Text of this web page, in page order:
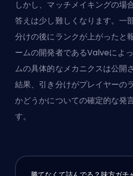
しかし、マッチメイキングの場
答えは少し難しくなります。一
分けの後にランクが上がったと
ームの開発者であるValveによ
ムの具体的なメカニクスは公開
結果、引き分けがプレイヤーの
かどうかについての確定的な発
す。